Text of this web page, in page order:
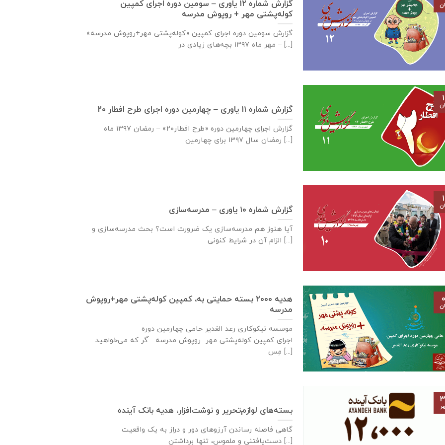
گزارش شماره ۱۲ یاوری – سومین دوره اجرای کمپین
کوله‌پشتی مهر + روپوش مدرسه
گزارش سومین دوره اجرای کمپین «کوله‌پشتی مهر+روپوش مدرسه»
– مهر ماه ۱۳۹۷ بچه‌های زیادی در [...]
گزارش شماره ۱۱ یاوری – چهارمین دوره اجرای طرح افطار ۲۰
گزارش اجرای چهارمین دوره «طرح افطار۲۰» – رمضان ۱۳۹۷ ماه
رمضان سال ۱۳۹۷ برای چهارمین [...]
گزارش شماره ۱۰ یاوری – مدرسه‌سازی
آیا هنوز هم مدرسه‌سازی یک ضرورت است؟ بحث مدرسه‌سازی و
الزام آن در شرایط کنونی [...]
هدیه ۲۰۰۰ بسته حمایتی به، کمپین کوله‌پشتی مهر+روپوش
مدرسه
موسسه نیکوکاری رعد الغدیر حامی چهارمین دوره
اجرای کمپین کوله‌پشتی مهر روپوش مدرسه َگر که می‌خواهید
مِس [...]
بسته‌های لوازم‌تحریر و نوشت‌افزار، هدیه بانک آینده
گاهی فاصله‌ رساندن آرزوهای دور و دراز به یک واقعیت
دست‌یافتنی و ملموس، تنها برداشتن [...]